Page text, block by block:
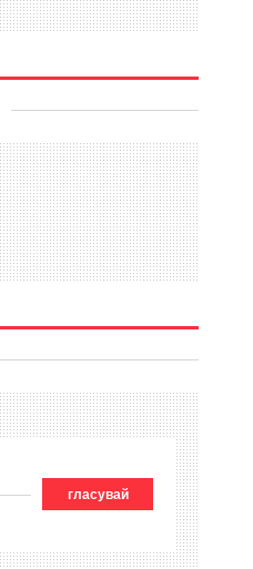
гласувай